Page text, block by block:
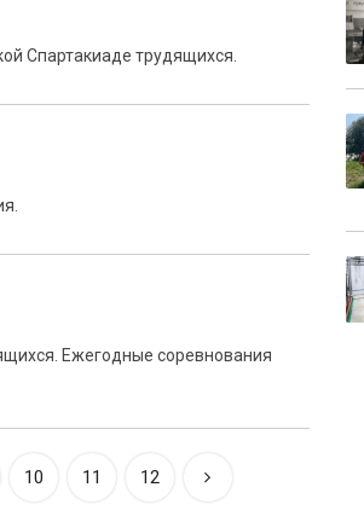
Спартакиаде трудящихся.
Ежегодные соревнования
10 11 12